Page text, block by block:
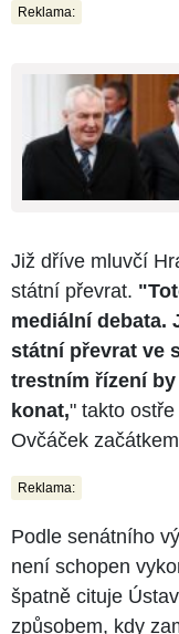
Reklama:
Již dříve mluvčí
státní převrat.
mediální debata.
státní převrat ve
trestním řízení
konat," takto
Ovčáček
Reklama:
Podle senátního
není schopen
špatně cituje
způsobem, kdy